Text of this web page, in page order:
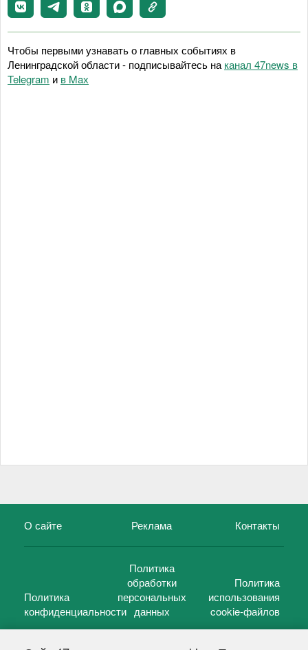
Чтобы первыми узнавать о главных событиях в
Ленинградской области - подписывайтесь на канал 47news в
Telegram и в Maх
О сайте Реклама Контакты
Политика
конфиденциальности
Политика
обработки
персональных
данных
Политика
использования
cookie-файлов